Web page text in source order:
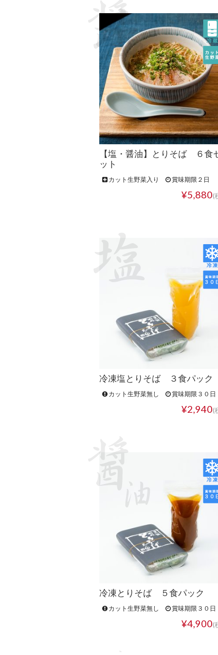
【塩・醤油】とりそば ６食
ット
カット生野菜入り 賞味期限２日
¥5,880(
冷凍塩とりそば ３食パック
カット生野菜無し 賞味期限３０日
¥2,940(
冷凍とりそば ５食パック
カット生野菜無し 賞味期限３０日
¥4,900(